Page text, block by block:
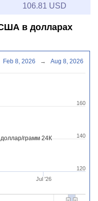
106.81 USD
в долларах
грамм 24К
Jul '26
120
140
160
Feb 8, 2026 → Aug 8, 2026